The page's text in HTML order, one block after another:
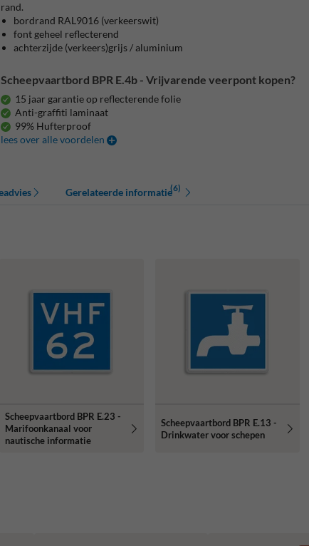
rand.
bordrand RAL9016 (verkeerswit)
font geheel reflecterend
achterzijde (verkeers)grijs / aluminium
Scheepvaartbord BPR E.4b - Vrijvarende veerpont kopen?
15 jaar garantie op reflecterende folie
Anti-graffiti laminaat
99% Hufterproof
lees over alle voordelen
Gerelateerde informatie(6)
Scheepvaartbord BPR E.23 -
Marifoonkanaal voor
nautische informatie
Scheepvaartbord BPR E.13 -
Drinkwater voor schepen